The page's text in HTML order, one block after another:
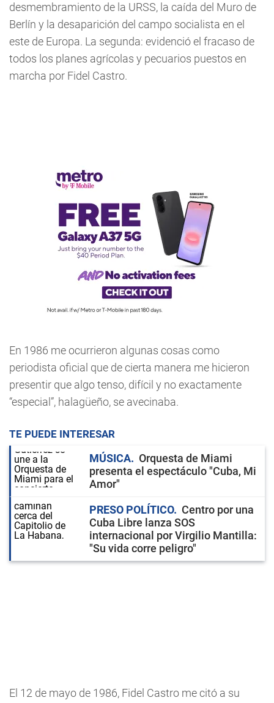
desmembramiento de la URSS, la caída del Muro de
Berlín y la desaparición del campo socialista en el
este de Europa. La segunda: evidenció el fracaso de
todos los planes agrícolas y pecuarios puestos en
marcha por Fidel Castro.
En 1986 me ocurrieron algunas cosas como
periodista oficial que de cierta manera me hicieron
presentir que algo tenso, difícil y no exactamente
“especial”, halagüeño, se avecinaba.
TE PUEDE INTERESAR
MÚSICA
Orquesta de Miami
presenta el espectáculo "Cuba, Mi
Amor"
PRESO POLÍTICO
Centro por una
Cuba Libre lanza SOS
internacional por Virgilio Mantilla:
"Su vida corre peligro"
El 12 de mayo de 1986, Fidel Castro me citó a su